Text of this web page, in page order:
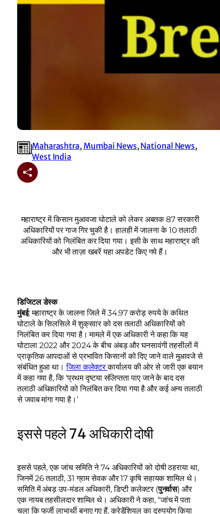
Maharashtra, Mumbai News, National News
West India
महाराष्ट्र में किसान मुआवजा घोटाले को लेकर अबतक 87 सरकारी
अधिकारियों पर गाज गिर चुकी है। हालही में जालना के 10 तलाठी
अधिकारियों को निलंबित कर दिया गया। इसी के साथ महाराष्ट्र की
और भी ताज़ा खबरें यहा अपडेट किए गये हैं।
डिजिटल डेस्क
मुंबई: महाराष्ट्र के जालना जिले में 34.97 करोड़ रुपये के कथित
घोटाले के सिलसिले में शुक्रवार को दस तलाठी अधिकारियों को
निलंबित कर दिया गया है। मामले में एक अधिकारी ने कहा कि यह
घोटाला 2022 और 2024 के बीच अंबड़ और घनसावंगी तहसीलों में
प्राकृतिक आपदाओं से प्रभावित किसानों को दिए जाने वाले मुआवजे से
संबंधित हुआ था।जिला कलेक्टरकार्यालय की ओर से जारी एक बयान
में कहा गया है, कि ‘प्रथम दृष्टया संलिप्तता पाए जाने के बाद दस
तलाठी अधिकारियों को निलंबित कर दिया गया है और कई अन्य तलाठी
से जवाब मांगा गया है।’
इससे पहले 74 अधिकारी दोषी
इससे पहले, एक जांच समिति ने 74 अधिकारियों को दोषी ठहराया था,
जिनमें 26 तलाठी, 31 ग्राम सेवक और 17 कृषि सहायक शामिल थे।
समिति में अंबड़ उप-मंडल अधिकारी, डिप्टी कलेक्टर (पुनर्वास) और
एक नायब तहसीलदार शामिल थे। अधिकारी ने कहा, “जांच में पता
चला कि फर्जी लाभार्थी बनाए गए हैं, क्रेडेंशियल का दुरुपयोग किया